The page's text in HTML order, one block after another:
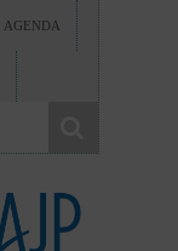
AGENDA